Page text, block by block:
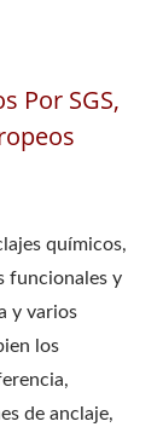
Por SGS,
químicos,
funcionales y
y varios
los
de anclaje,